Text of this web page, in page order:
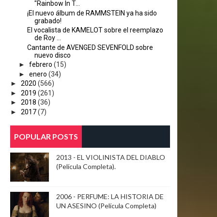
"Rainbow In T...
¡El nuevo álbum de RAMMSTEIN ya ha sido
grabado!
El vocalista de KAMELOT sobre el reemplazo
de Roy ...
Cantante de AVENGED SEVENFOLD sobre
nuevo disco
► febrero (15)
► enero (34)
► 2020 (566)
► 2019 (261)
► 2018 (36)
► 2017(7)
POPULAR POSTS
2013 - EL VIOLINISTA DEL DIABLO
(Película Completa).
2006 - PERFUME: LA HISTORIA DE
UN ASESINO (Película Completa)